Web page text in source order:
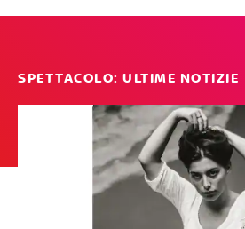
SPETTACOLO: ULTIME NOTIZIE